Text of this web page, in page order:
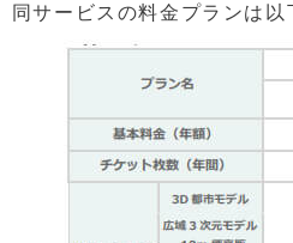
同サービスの料金プランは以